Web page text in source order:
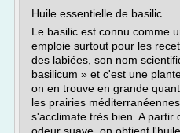
Huile essentielle de basilic
Le basilic est connu comme
emploie surtout pour les
des labiées, son nom
basilicum » et c'est une
on en trouve en grande
les prairies
s'acclimate très bien. A partir